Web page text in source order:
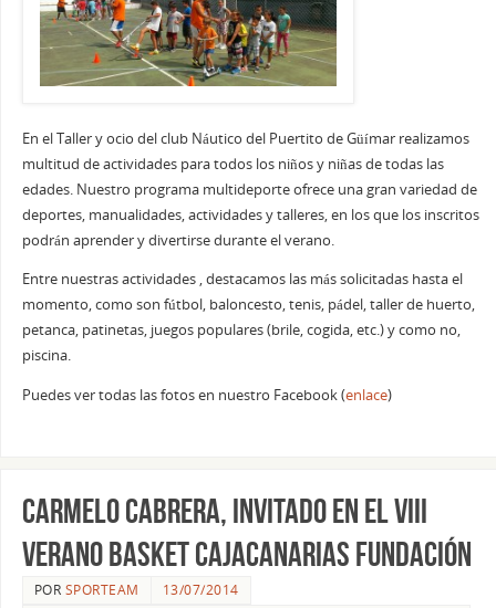
En el Taller y ocio del club Náutico del Puertito de Güímar realizamos
multitud de actividades para todos los niños y niñas de todas las
edades. Nuestro programa multideporte ofrece una gran variedad de
deportes, manualidades, actividades y talleres, en los que los inscritos
podrán aprender y divertirse durante el verano.
Entre nuestras actividades , destacamos las más solicitadas hasta el
momento, como son fútbol, baloncesto, tenis, pádel, taller de huerto,
petanca, patinetas, juegos populares (brile, cogida, etc.) y como no,
piscina.
Puedes ver todas las fotos en nuestro Facebook (enlace)
Carmelo Cabrera, invitado en el VIII
Verano Basket CajaCanarias Fundación
POR SPORTEAM
13/07/2014